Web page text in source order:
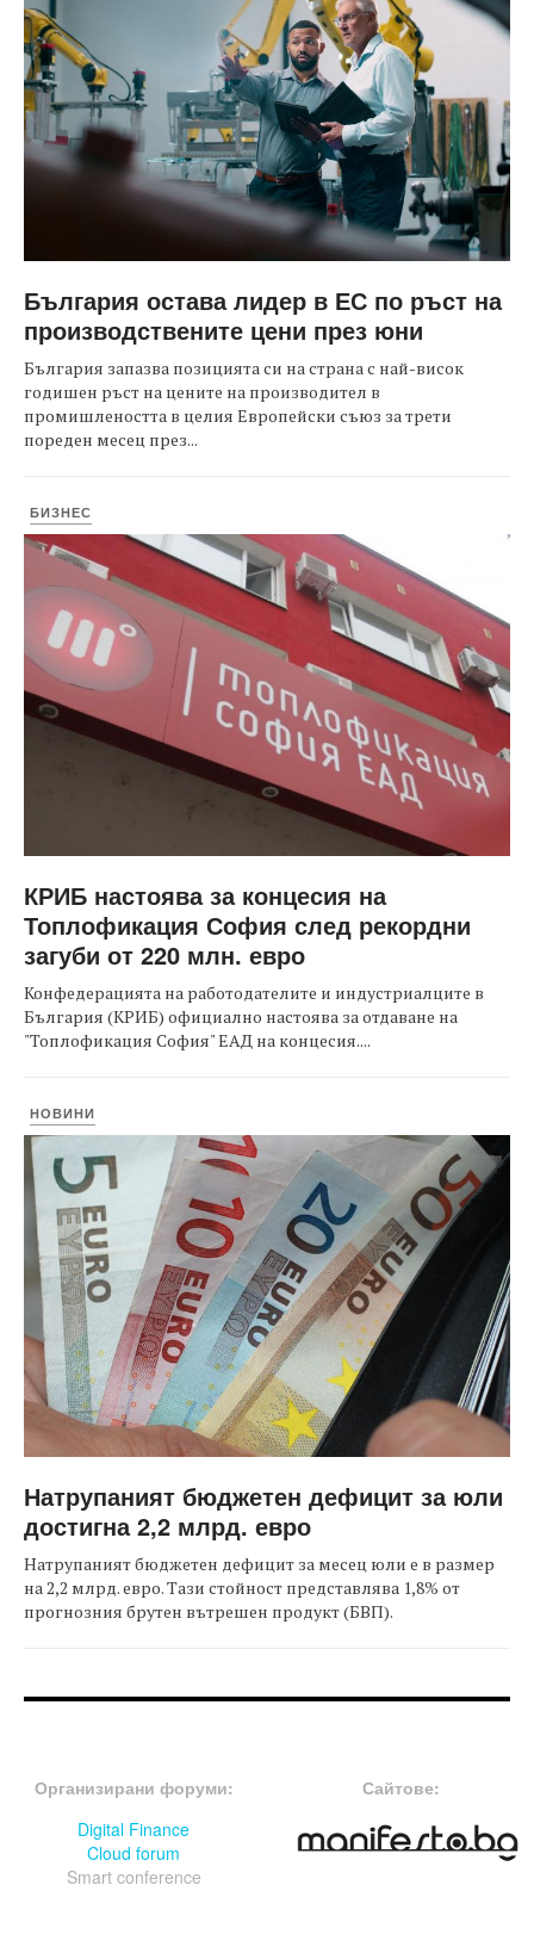
България остава лидер в ЕС по ръст на
производствените цени през юни
България запазва позицията си на страна с най-висок
годишен ръст на цените на производител в
промишлеността в целия Европейски съюз за трети
пореден месец през...
БИЗНЕС
КРИБ настоява за концесия на
Топлофикация София след рекордни
загуби от 220 млн. евро
Конфедерацията на работодателите и индустриалците в
България (КРИБ) официално настоява за отдаване на
"Топлофикация София" ЕАД на концесия....
НОВИНИ
Натрупаният бюджетен дефицит за юли
достигна 2,2 млрд. евро
Натрупаният бюджетен дефицит за месец юли е в размер
на 2,2 млрд. евро. Тази стойност представлява 1,8% от
прогнозния брутен вътрешен продукт (БВП).
Организирани форуми:
Digital Finance
Cloud forum
Smart conference
Сайтове: